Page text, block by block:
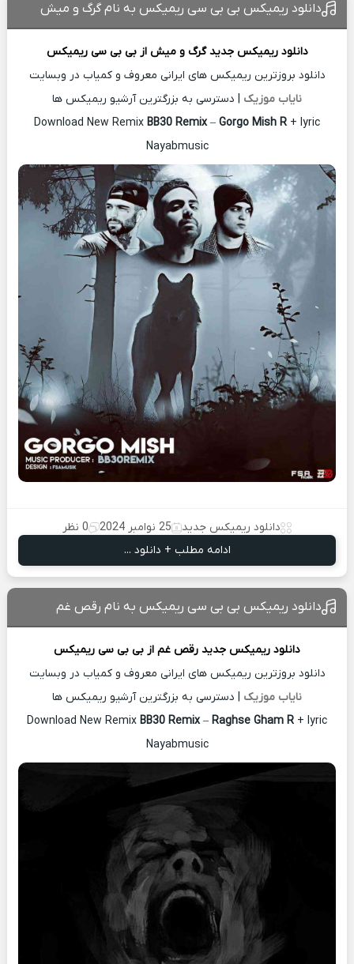
دانلود ریمیکس بی بی سی ریمیکس به نام گرگ و میش
دانلود ریمیکس جدیدگرگ و میش ازبی بی سی ریمیکس
دانلود بروزترین ریمیکس های ایرانی معروف و کمیاب در وبسایت
نایاب موزیک | دسترسی به بزرگترین آرشیو ریمیکس ها
Download New Remix BB30 Remix– Gorgo Mish R + lyric
Nayabmusic
دانلود ریمیکس جدید 25 نوامبر 2024
0 نظر
ادامه مطلب + دانلود ...
دانلود ریمیکس بی بی سی ریمیکس به نام رقص غم
دانلود ریمیکس جدید رقص غم از بی بی سی ریمیکس
دانلود بروزترین ریمیکس های ایرانی معروف و کمیاب در وبسایت
نایاب موزیک | دسترسی به بزرگترین آرشیو ریمیکس ها
Download New Remix BB30 Remix– Raghse Gham R + lyric
Nayabmusic